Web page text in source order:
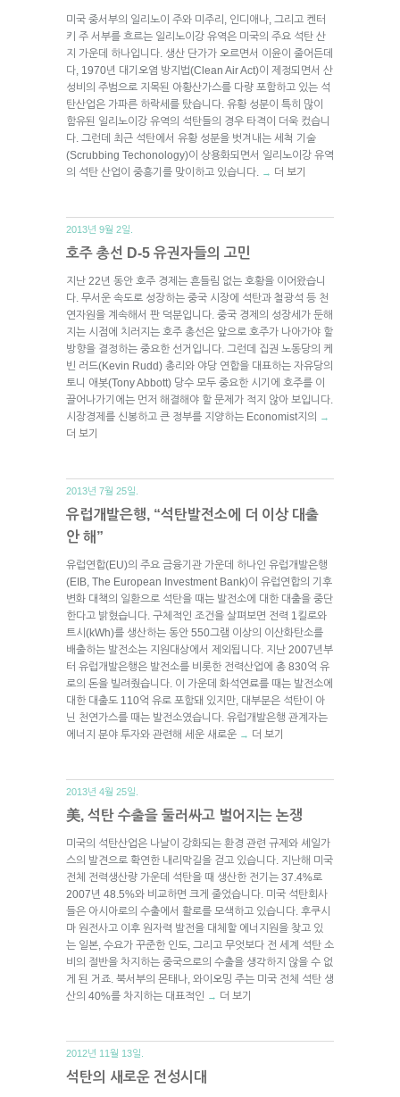
미국 중서부의 일리노이 주와 미주리, 인디애나, 그리고 켄터
키 주 서부를 흐르는 일리노이강 유역은 미국의 주요 석탄 산
지 가운데 하나입니다. 생산 단가가 오르면서 이윤이 줄어든데
다, 1970년 대기오염 방지법(Clean Air Act)이 제정되면서 산
성비의 주범으로 지목된 아황산가스를 다량 포함하고 있는 석
탄산업은 가파른 하락세를 탔습니다. 유황 성분이 특히 많이
함유된 일리노이강 유역의 석탄들의 경우 타격이 더욱 컸습니
다. 그런데 최근 석탄에서 유황 성분을 벗겨내는 세척 기술
(Scrubbing Techonology)이 상용화되면서 일리노이강 유역
의 석탄 산업이 중흥기를 맞이하고 있습니다.
→ 더 보기
2013년 9월 2일.
호주 총선 D-5 유권자들의 고민
지난 22년 동안 호주 경제는 흔들림 없는 호황을 이어왔습니
다. 무서운 속도로 성장하는 중국 시장에 석탄과 철광석 등 천
연자원을 계속해서 판 덕분입니다. 중국 경제의 성장세가 둔해
지는 시점에 치러지는 호주 총선은 앞으로 호주가 나아가야 할
방향을 결정하는 중요한 선거입니다. 그런데 집권 노동당의 케
빈 러드(Kevin Rudd) 총리와 야당 연합을 대표하는 자유당의
토니 애봇(Tony Abbott) 당수 모두 중요한 시기에 호주를 이
끌어나가기에는 먼저 해결해야 할 문제가 적지 않아 보입니다.
시장경제를 신봉하고 큰 정부를 지양하는 Economist지의
→
더 보기
2013년 7월 25일.
유럽개발은행, “석탄발전소에 더 이상 대출
안 해”
유럽연합(EU)의 주요 금융기관 가운데 하나인 유럽개발은행
(EIB, The European Investment Bank)이 유럽연합의 기후
변화 대책의 일환으로 석탄을 때는 발전소에 대한 대출을 중단
한다고 밝혔습니다. 구체적인 조건을 살펴보면 전력 1킬로와
트시(kWh)를 생산하는 동안 550그램 이상의 이산화탄소를
배출하는 발전소는 지원대상에서 제외됩니다. 지난 2007년부
터 유럽개발은행은 발전소를 비롯한 전력산업에 총 830억 유
로의 돈을 빌려줬습니다. 이 가운데 화석연료를 때는 발전소에
대한 대출도 110억 유로 포함돼 있지만, 대부분은 석탄이 아
닌 천연가스를 때는 발전소였습니다. 유럽개발은행 관계자는
에너지 분야 투자와 관련해 세운 새로운 → 더 보기
2013년 4월 25일.
美, 석탄 수출을 둘러싸고 벌어지는 논쟁
미국의 석탄산업은 나날이 강화되는 환경 관련 규제와 셰일가
스의 발견으로 확연한 내리막길을 걷고 있습니다. 지난해 미국
전체 전력생산량 가운데 석탄을 때 생산한 전기는 37.4%로
2007년 48.5%와 비교하면 크게 줄었습니다. 미국 석탄회사
들은 아시아로의 수출에서 활로를 모색하고 있습니다. 후쿠시
마 원전사고 이후 원자력 발전을 대체할 에너지원을 찾고 있
는 일본, 수요가 꾸준한 인도, 그리고 무엇보다 전 세계 석탄 소
비의 절반을 차지하는 중국으로의 수출을 생각하지 않을 수 없
게 된 거죠. 북서부의 몬태나, 와이오밍 주는 미국 전체 석탄 생
산의 40%를 차지하는 대표적인 → 더 보기
2012년 11월 13일.
석탄의 새로운 전성시대